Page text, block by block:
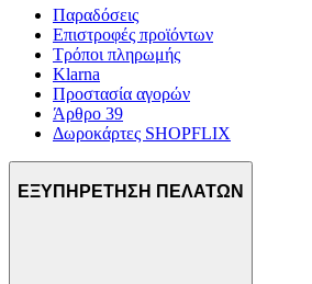
Παραδόσεις
Επιστροφές προϊόντων
Τρόποι πληρωμής
Klarna
Προστασία αγορών
Άρθρο 39
Δωροκάρτες SHOPFLIX
ΕΞΥΠΗΡΕΤΗΣΗ ΠΕΛΑΤΩΝ